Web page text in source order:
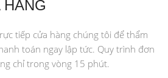
tiếp cửa hàng chúng tôi để thẩm
toán ngay lập tức. Quy trình đơn
chỉ trong vòng 15 phút.